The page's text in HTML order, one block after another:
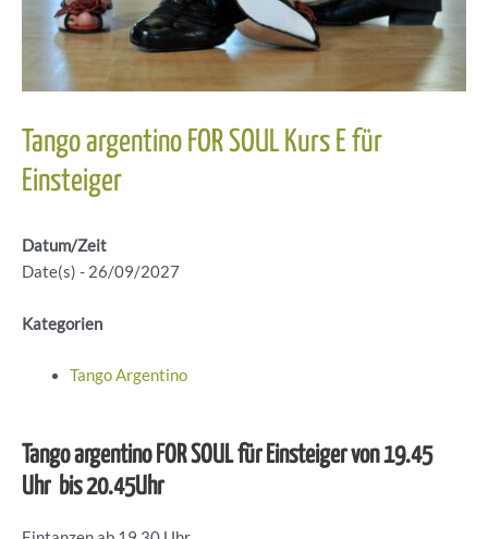
Tango argentino FOR SOUL Kurs E für
Einsteiger
Datum/Zeit
Date(s) - 26/09/2027
Kategorien
Tango Argentino
Tango argentino FOR SOUL für Einsteiger von 19.45
Uhr bis 20.45Uhr